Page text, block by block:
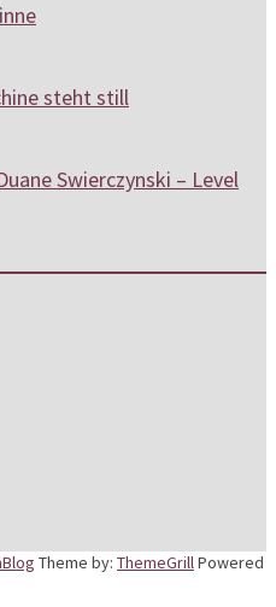
steht still
Swierczynski – Level
Theme by: ThemeGrillPowered